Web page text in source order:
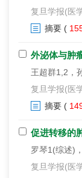
复旦学报(医
摘要 (
外泌体与肿
王超群1,2，
复旦学报(医
摘要 (
促进转移的
罗琴1(综述)
复旦学报(医